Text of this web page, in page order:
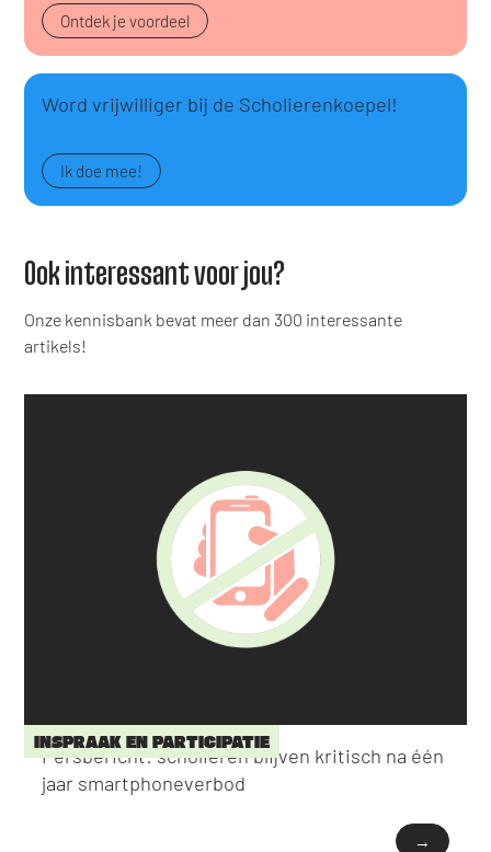
Ontdek je voordeel
Word vrijwilliger bij de Scholierenkoepel!
Ik doe mee!
Ook interessant voor jou?
Onze kennisbank bevat meer dan 300 interessante
artikels!
INSPRAAK EN PARTICIPATIE
Persbericht: scholieren blijven kritisch na één
jaar smartphoneverbod
→